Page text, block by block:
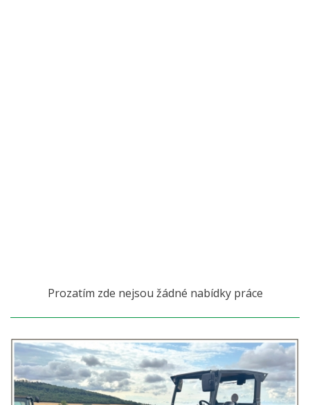
Prozatím zde nejsou žádné nabídky práce